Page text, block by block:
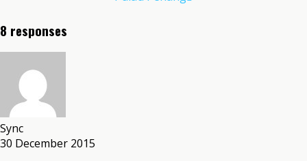
8 responses
Sync
30 December 2015